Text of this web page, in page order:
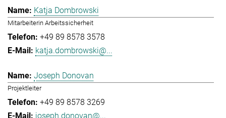
Katja Dombrowski
Mitarbeiterin Arbeitssicherheit
+49 89 8578 3578
katja.dombrowski@...
Joseph Donovan
Projektleiter
+49 89 8578 3269
joseph.donovan@...